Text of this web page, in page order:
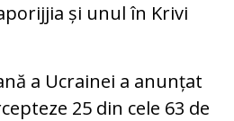
și unul în Krivi
a Ucrainei a anunțat
25 din cele 63 de